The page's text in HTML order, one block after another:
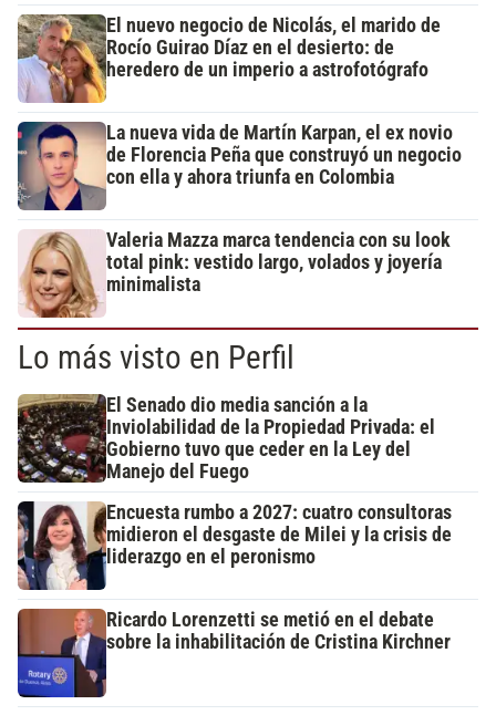
El nuevo negocio de Nicolás, el marido de
Rocío Guirao Díaz en el desierto: de
heredero de un imperio a astrofotógrafo
La nueva vida de Martín Karpan, el ex novio
de Florencia Peña que construyó un negocio
con ella y ahora triunfa en Colombia
Valeria Mazza marca tendencia con su look
total pink: vestido largo, volados y joyería
minimalista
Lo más visto en Perfil
El Senado dio media sanción a la
Inviolabilidad de la Propiedad Privada: el
Gobierno tuvo que ceder en la Ley del
Manejo del Fuego
Encuesta rumbo a 2027: cuatro consultoras
midieron el desgaste de Milei y la crisis de
liderazgo en el peronismo
Ricardo Lorenzetti se metió en el debate
sobre la inhabilitación de Cristina Kirchner